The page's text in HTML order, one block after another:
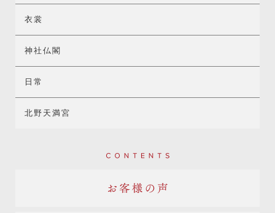
衣裳
神社仏閣
日常
北野天満宮
Contents
お客様の声